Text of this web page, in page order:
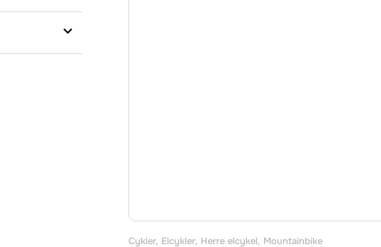
Cykler, Elcykler, Herre elcykel, Mountainbike